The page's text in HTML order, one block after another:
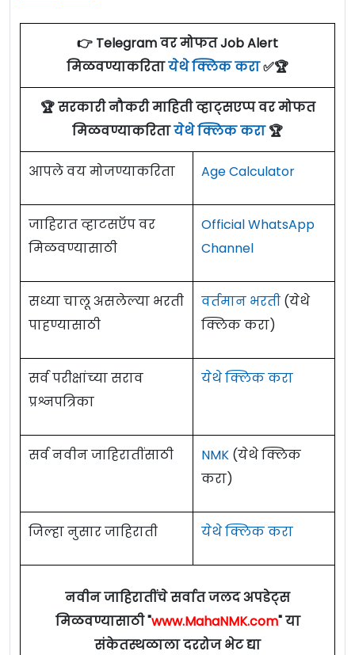
👉 Telegram वर मोफत Job Alert
मिळवण्याकरितायेथे क्लिक करा✅🏆
🏆 सरकारी नौकरी माहिती व्हाट्सएप्प वर मोफत
मिळवण्याकरितायेथे क्लिक करा🏆
आपले वय मोजण्याकरिता Age Calculator
जाहिरात व्हाटसऍप वर
मिळवण्यासाठी
Official WhatsApp
Channel
सध्या चालू असलेल्या भरती
पाहण्यासाठी
वर्तमान भरती (येथे
क्लिक करा)
सर्व परीक्षांच्या सराव
प्रश्नपत्रिका
येथे क्लिक करा
सर्व नवीन जाहिरातींसाठी NMK (येथे क्लिक
करा)
जिल्हा नुसार जाहिराती येथे क्लिक करा
नवीन जाहिरातींचे सर्वात जलद अपडेट्स
मिळवण्यासाठी "www.MahaNMK.com" या
संकेतस्थळाला दररोज भेट द्या